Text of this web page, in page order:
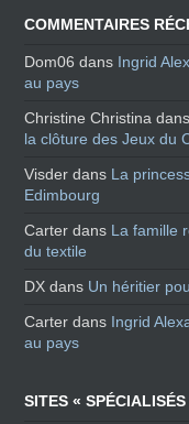
COMMENTAIRES
Dom06 dans Ingrid
au pays
Christine Christina dans
la clôture des Jeux du
Visder dans La
Edimbourg
Carter dans La famille
du textile
DX dans Un héritier
Carter dans Ingrid
au pays
SITES « SPÉCIALISÉS